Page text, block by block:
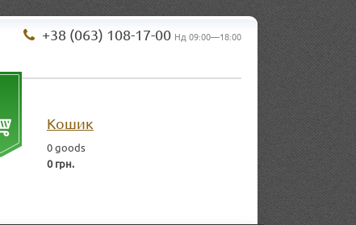
+38 (063) 108-17-00 Нд 09:00—18:00
Кошик
0goods
0 грн.